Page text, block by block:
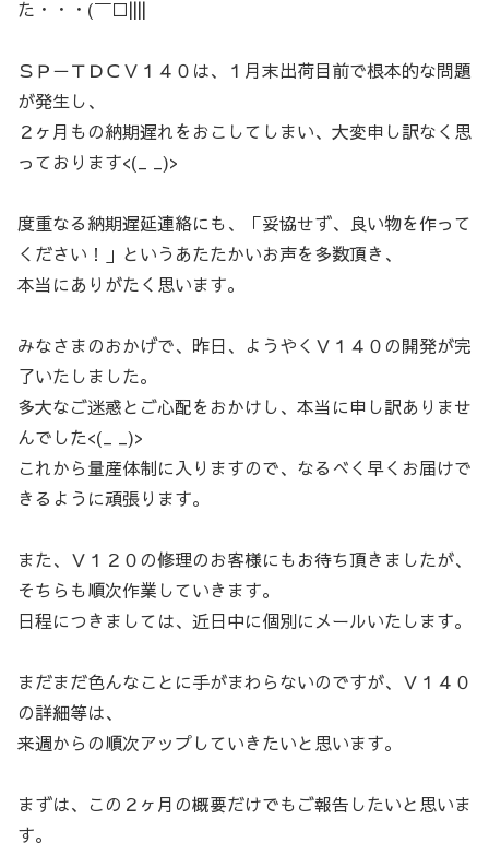
た・・・(￣□||||
ＳＰ－ＴＤＣＶ１４０は、１月末出荷目前で根本的な問題
が発生し、
２ヶ月もの納期遅れをおこしてしまい、大変申し訳なく思
っております<(_ _)>
度重なる納期遅延連絡にも、「妥協せず、良い物を作って
ください！」というあたたかいお声を多数頂き、
本当にありがたく思います。
みなさまのおかげで、昨日、ようやくＶ１４０の開発が完
了いたしました。
多大なご迷惑とご心配をおかけし、本当に申し訳ありませ
んでした<(_ _)>
これから量産体制に入りますので、なるべく早くお届けで
きるように頑張ります。
また、Ｖ１２０の修理のお客様にもお待ち頂きましたが、
そちらも順次作業していきます。
日程につきましては、近日中に個別にメールいたします。
まだまだ色んなことに手がまわらないのですが、Ｖ１４０
の詳細等は、
来週からの順次アップしていきたいと思います。
まずは、この２ヶ月の概要だけでもご報告したいと思いま
す。